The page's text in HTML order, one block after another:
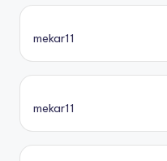
mekar11
mekar11